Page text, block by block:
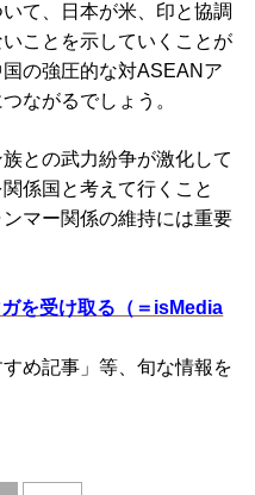
て、日本が米、印と協調
ことを示していくことが
の強圧的な対ASEANア
ながるでしょう。
との武力紛争が激化して
係国と考えて行くこと
マー関係の維持には重要
を受け取る（＝isMedia
め記事」等、旬な情報を